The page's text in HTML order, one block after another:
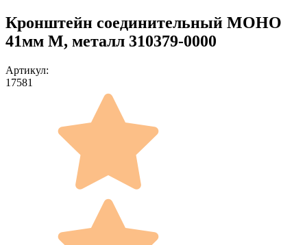
Кронштейн соединительный МОНО
41мм М, металл 310379-0000
Артикул:
17581